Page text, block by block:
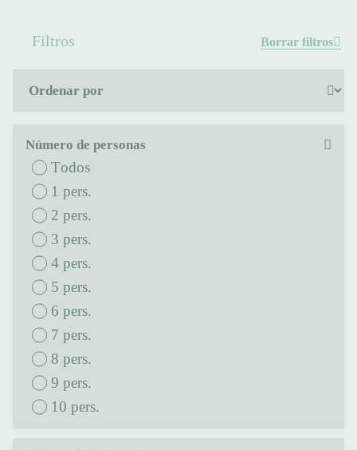
Filtros Borrar filtros
Número de personas
Todos
1 pers.
2 pers.
3 pers.
4 pers.
5 pers.
6 pers.
7 pers.
8 pers.
9 pers.
10 pers.